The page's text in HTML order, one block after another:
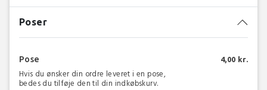
Poser
Pose
Hvis du ønsker din ordre leveret i en pose,
bedes du tilføje den til din indkøbskurv.
4,00 kr.